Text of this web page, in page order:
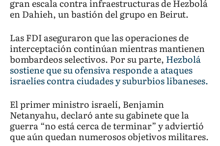
gran escala contra infraestructuras de Hezbolá
en Dahieh, un bastión del grupo en Beirut.
Las FDI aseguraron que las operaciones de
interceptación continúan mientras mantienen
bombardeos selectivos. Por su parte, Hezbolá
sostiene que su ofensiva responde a ataques
israelíes contra ciudades y suburbios libaneses.
El primer ministro israelí, Benjamin
Netanyahu, declaró ante su gabinete que la
guerra “no está cerca de terminar” y adviertió
que aún quedan numerosos objetivos militares.